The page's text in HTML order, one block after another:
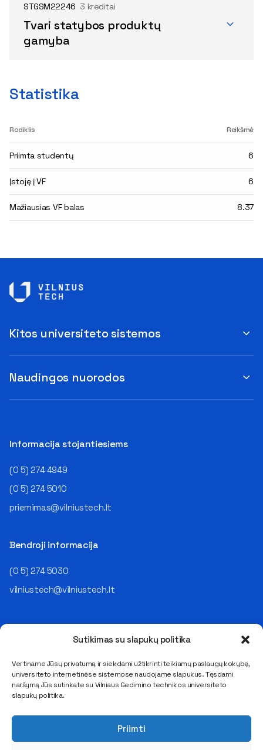
Sutikimas su slapukų politika
Vertiname Jūsų privatumą ir siekdami užtikrinti teikiamų paslaugų kokybę,
universiteto internetinėse sistemose naudojame slapukus. Tęsdami
naršymą Jūs sutinkate su Vilniaus Gedimino technikos universiteto
slapukų politika.
Priimti
STGSM22246 3 kreditai
Tvari statybos produktų
gamyba
Statistika
Rodiklis Reikšmė
Priimta studentų 6
Įstoję į VF 6
Mažiausias VF balas 8.37
Informacija stojantiesiems
(0 5) 274 4949
(0 5) 274 5010
priemimas@vilniustech.lt
Bendroji informacija
(0 5) 274 5030
vilniustech@vilniustech.lt
Naudingos nuorodos
Kitos universiteto sistemos
Saulėtekio al. 11, LT-10223 Vilnius
E. pristatymo dėžutės adresas 111950243
Kodas 111950243, PVM mokėtojo kodas LT119502413